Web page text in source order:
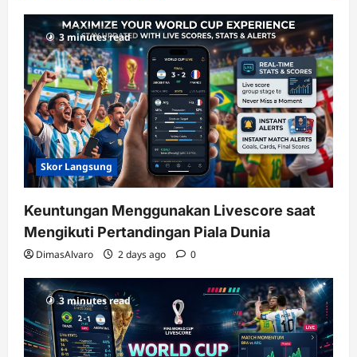
RTP
terupdate
3 minutes read
Skor Langsung
Keuntungan Menggunakan Livescore saat
Mengikuti Pertandingan Piala Dunia
DimasAlvaro 2 days ago 0
3 minutes read